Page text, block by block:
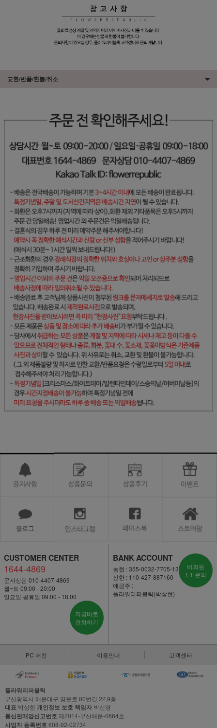
교환/반품/환불/취소
CUSTOMER CENTER
1644-4869
문자상담 010-4407-4869
월~토 09:00 - 20:00
일요일·공휴일 09:00 - 18:00
지금바로
전화하기
BANK ACCOUNT
농협 : 355-0032-7705-13
신한 : 110-427-887160
예금주 :
플라워리퍼블릭(박상현)
비회원
1:1 문의
PC 버전 이용안내 고객센터
플라워리퍼블릭
부산광역시 해운대구 양운로 80번길 22,9층
대표 박상현 개인정보 보호 책임자 박신영
통신판매업신고번호제2014-부산해운-0664호
사업자 등록번호608-92-02734